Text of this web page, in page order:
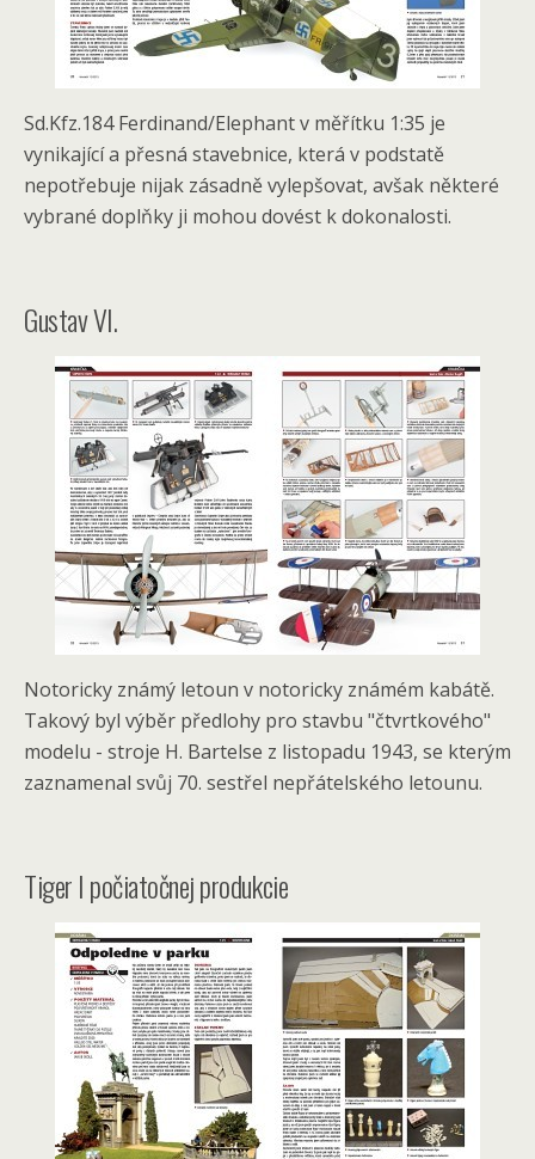
Sd.Kfz.184 Ferdinand/Elephant v měřítku 1:35 je
vynikající a přesná stavebnice, která v podstatě
nepotřebuje nijak zásadně vylepšovat, avšak některé
vybrané doplňky ji mohou dovést k dokonalosti.
Gustav VI.
Notoricky známý letoun v notoricky známém kabátě.
Takový byl výběr předlohy pro stavbu "čtvrtkového"
modelu - stroje H. Bartelse z listopadu 1943, se kterým
zaznamenal svůj 70. sestřel nepřátelského letounu.
Tiger I počiatočnej produkcie